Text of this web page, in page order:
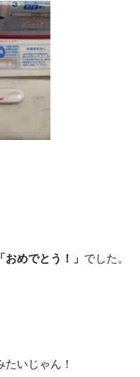
「おめでとう！」 でした。
いじゃん！